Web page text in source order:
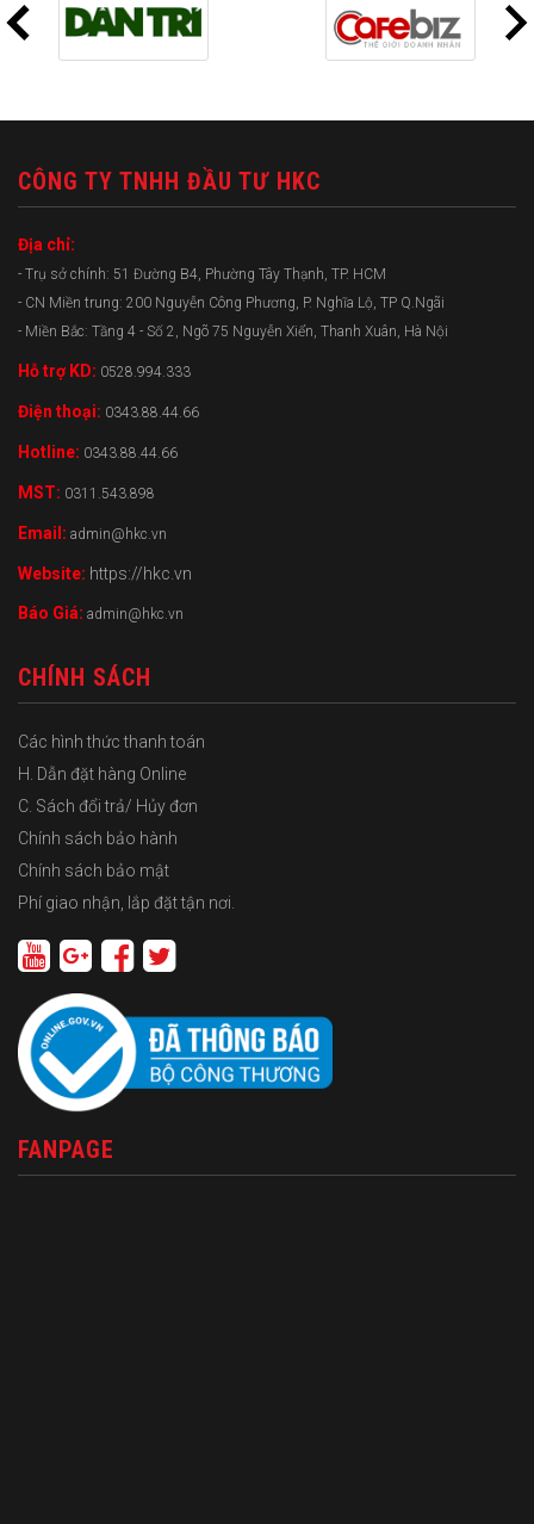
CÔNG TY TNHH ĐẦU TƯ HKC
Địa chỉ:
- Trụ sở chính: 51 Đường B4, Phường Tây Thạnh, TP. HCM
- CN Miền trung: 200 Nguyễn Công Phương, P. Nghĩa Lộ, TP Q.Ngãi
- Miền Bắc: Tầng 4 - Số 2, Ngõ 75 Nguyễn Xiển, Thanh Xuân, Hà Nội
Hỗ trợ KD: 0528.994.333
Điện thoại: 0343.88.44.66
Hotline: 0343.88.44.66
MST: 0311.543.898
Email: admin@hkc.vn
Website: https://hkc.vn
Báo Giá: admin@hkc.vn
CHÍNH SÁCH
Các hình thức thanh toán
H. Dẫn đặt hàng Online
C. Sách đổi trả/ Hủy đơn
Chính sách bảo hành
Chính sách bảo mật
Phí giao nhận, lắp đặt tận nơi.
FANPAGE